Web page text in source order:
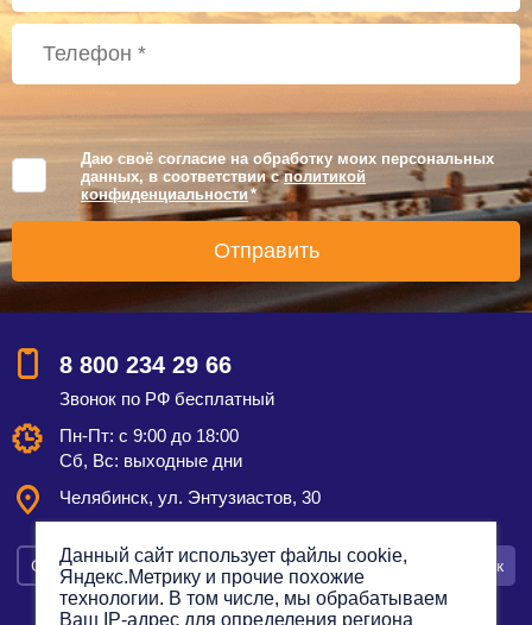
Даю своё согласие на обработку моих персональных
данных, в соответствии сполитикой
конфиденциальности *
8 800 234 29 66
Звонок по РФ бесплатный
Пн-Пт: с 9:00 до 18:00
Сб, Вс: выходные дни
Челябинск, ул. Энтузиастов, 30
Смотреть на карте Оставить заявку Заказать звонок
Данный сайт использует файлы cookie,
Яндекс.Метрику и прочие похожие
технологии. В том числе, мы обрабатываем
Ваш IP-адрес для определения региона